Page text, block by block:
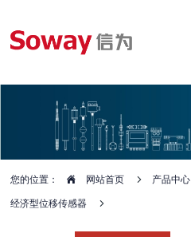
您的位置： 网站首页 产品中心
经济型位移传感器